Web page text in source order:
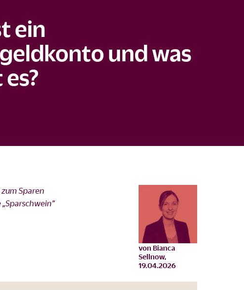
ein
und was
von Bianca
Sellnow,
19.04.2026
Sparen